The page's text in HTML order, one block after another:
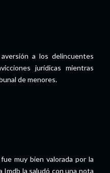
a los delincuentes
jurídicas mientras
de menores.
muy bien valorada por la
Imdb la saludó con una nota